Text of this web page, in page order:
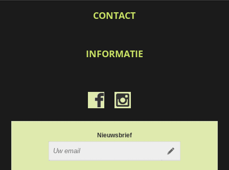
CONTACT
INFORMATIE
Nieuwsbrief